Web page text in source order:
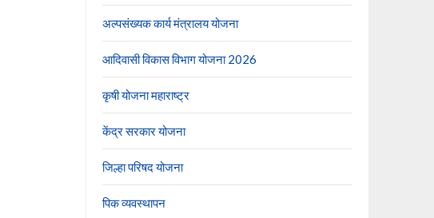
अल्पसंख्यक कार्य मंत्रालय योजना
आदिवासी विकास विभाग योजना 2026
कृषी योजना महाराष्ट्र
केंद्र सरकार योजना
जिल्हा परिषद योजना
पिक व्यवस्थापन